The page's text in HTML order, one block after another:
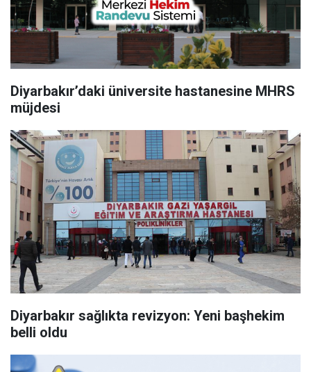
Diyarbakır’daki üniversite hastanesine MHRS
müjdesi
Diyarbakır sağlıkta revizyon: Yeni başhekim
belli oldu